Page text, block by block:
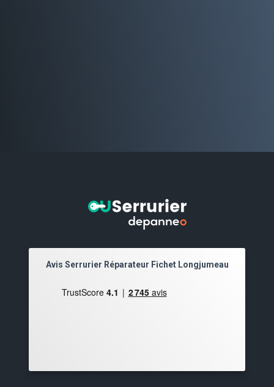
Avis Serrurier Réparateur Fichet Longjumeau